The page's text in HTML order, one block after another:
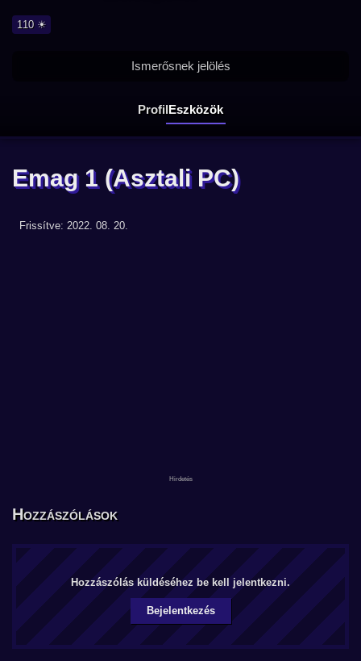
110 ☀
ProfilEszközök
Ismerősnek jelölés
Emag 1 (Asztali PC)
Frissítve: 2022. 08. 20.
Hozzászólások
Hozzászólás küldéséhez be kell jelentkezni.
Bejelentkezés